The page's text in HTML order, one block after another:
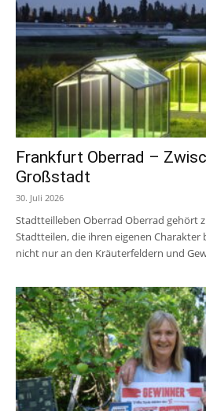
Frankfurt Oberrad –
Großstadt
30. Juli 2026
Stadtteilleben Oberrad Oberrad gehört
Stadtteilen, die ihren eigenen Charakter
nicht nur an den Kräuterfeldern und